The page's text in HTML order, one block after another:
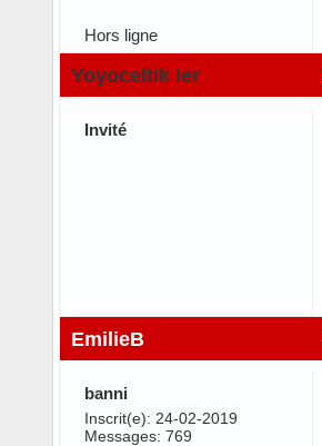
Hors ligne
Yoyoceltik Ier
Invité
EmilieB
banni
Inscrit(e): 24-02-2019
Messages: 769